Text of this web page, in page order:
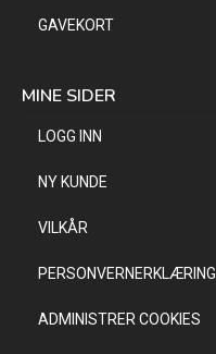
GAVEKORT
MINE SIDER
LOGG INN
NY KUNDE
VILKÅR
PERSONVERNERKLÆRING
ADMINISTRER COOKIES